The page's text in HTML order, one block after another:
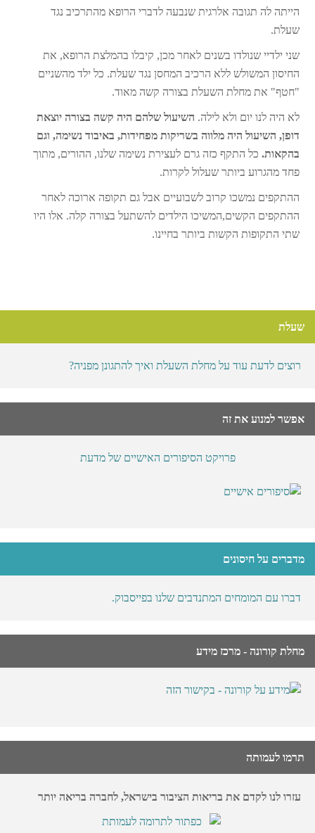
שעלת
רוצים לדעת עוד על מחלת השעלת ואיך להתגונן מפניה?
אפשר למנוע את זה
פרויקט הסיפורים האישיים של מדעת
מדברים על חיסונים
דברו עם המומחים המתנדבים שלנו בפייסבוק.
מחלת קורונה - מרכז מידע
תרמו לעמותה
עזרו לנו לקדם את בריאות הציבור בישראל, לחברה בריאה יותר
הייתה לה תגובה אלרגית שנבעה לדברי הרופא מהתרכיב נגד
שעלת.
שני ילדיי שנולדו בשנים לאחר מכן, קיבלו בהמלצת הרופא, את
החיסון המשולש ללא הרכיב המחסן נגד שעלת. כל ילד מהשניים
"חטף" את מחלת השעלת בצורה קשה מאוד.
לא היה לנו יום ולא לילה. השיעול שלהם היה קשה בצורה יוצאת
דופן, השיעול היה מלווה בשריקות מפחידות, באיבוד נשימה, וגם
בהקאות. כל התקף כזה גרם לעצירת נשימה שלנו, ההורים, מתוך
פחד מהגרוע ביותר שעלול לקרות.
ההתקפים נמשכו קרוב לשבועיים אבל גם תקופה ארוכה לאחר
ההתקפים הקשים,המשיכו הילדים להשתעל בצורה קלה. אלו היו
שתי התקופות הקשות ביותר בחיינו.